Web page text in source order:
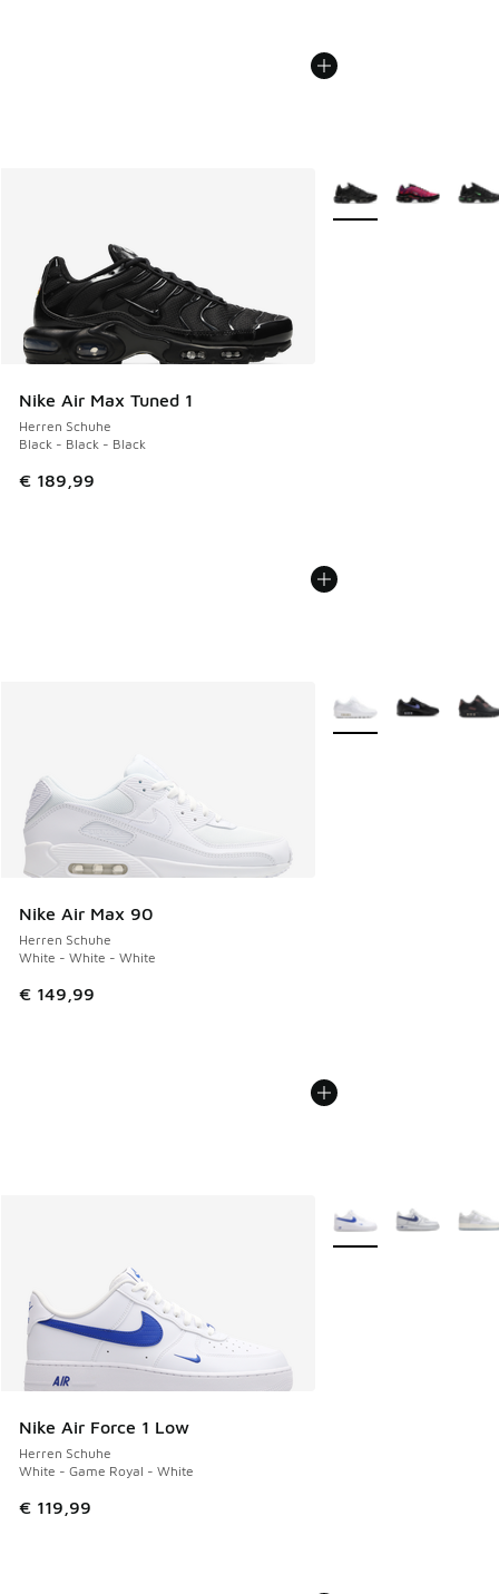
Nike Air Max Tuned 1
Herren Schuhe
Black - Black - Black
€ 189,99
Weitere Farben
Nike Air Max 90
Herren Schuhe
White - White - White
€ 149,99
Weitere Farben
Nike Air Force 1 Low
Herren Schuhe
White - Game Royal - White
€ 119,99
Weitere Farben